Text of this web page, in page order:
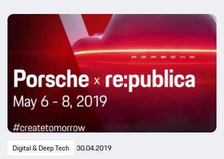
Digital & Deep Tech 30.04.2019